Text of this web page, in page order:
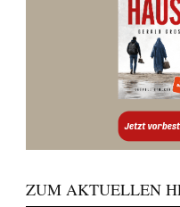
ZUM AKTUELLEN